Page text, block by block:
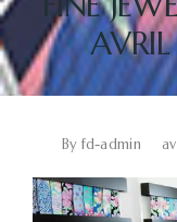
By fd-admin